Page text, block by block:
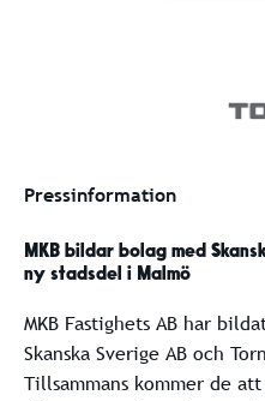
Pressinformation
MKB bildar bolag med
ny stadsdel i Malmö
MKB Fastighets AB har
Skanska Sverige AB och
Tillsammans kommer de